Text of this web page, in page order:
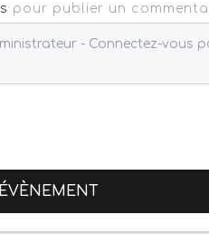
pour publier un